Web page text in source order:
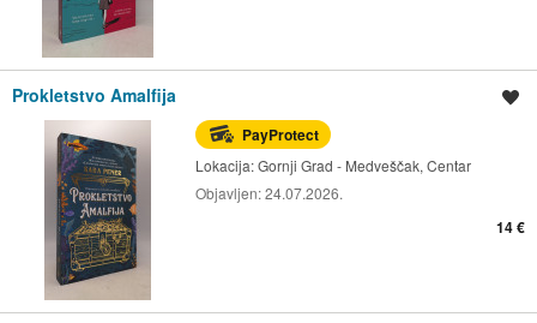
Prokletstvo Amalfija
PayProtect
Lokacija:Gornji Grad - Medveščak, Centar
Objavljen:24.07.2026.
14 €